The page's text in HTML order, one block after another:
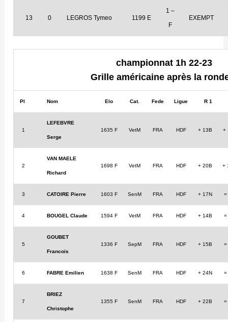
13 0 LEGROS Tymeo 1199 E
1 –
F
EXEMPT
championnat 1h 22-23
Grille américaine après la
Pl Nom Elo Cat. Fede Ligue R 1
1
LEFEBVRE
Serge
1635 F VetM FRA HDF + 13B +
2
VAN MAELE
Richard
1698 F VetM FRA HDF + 20B +
3 CATOIRE Pierre 1603 F SenM FRA HDF + 17N
4 BOUGEL Claude 1594 F VetM FRA HDF + 14B
5
GOUBET
Francois
1336 F SepM FRA HDF + 15B
6 FABRE Emilien 1638 F SenM FRA HDF + 24N
7
BRIEZ
Christophe
1355 F SenM FRA HDF + 22B